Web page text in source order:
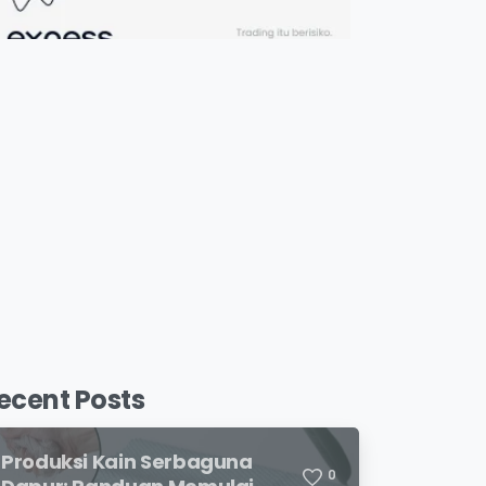
Posts
Produksi Kain Serbaguna
0